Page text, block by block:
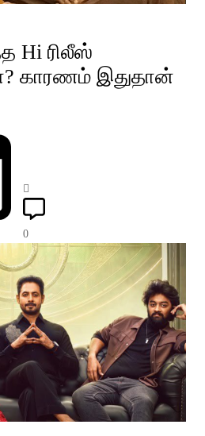
Hi ரிலீஸ்
காரணம் இதுதான்
0